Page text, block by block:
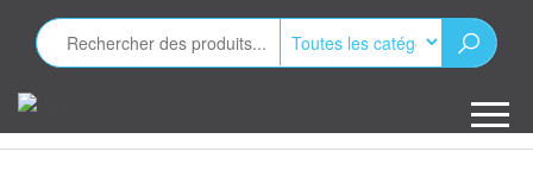
contenu
publicitaires